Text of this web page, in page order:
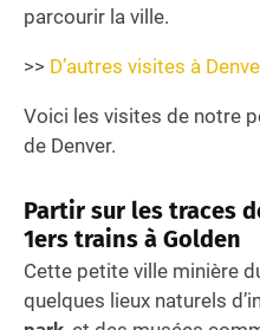
parcourir la ville.
>> D’autres visites à
Voici les visites de notre
de Denver.
Partir sur les traces
1ers trains à Golden
Cette petite ville minière
quelques lieux naturels